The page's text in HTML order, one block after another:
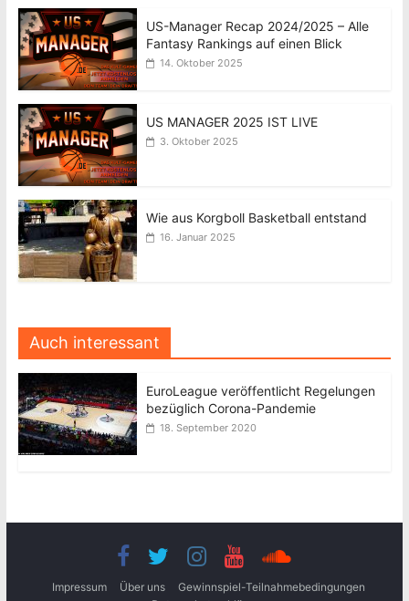
US-Manager Recap 2024/2025 – Alle
Fantasy Rankings auf einen Blick
14. Oktober 2025
US MANAGER 2025 IST LIVE
3. Oktober 2025
Wie aus Korgboll Basketball entstand
16. Januar 2025
Auch interessant
EuroLeague veröffentlicht Regelungen
bezüglich Corona-Pandemie
18. September 2020
Impressum Über uns
Gewinnspiel-Teilnahmebedingungen